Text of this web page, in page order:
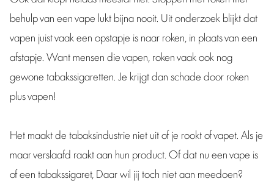
behulp van een vape lukt bijna nooit. Uit onderzoek blijkt dat
vapen juist vaak een opstapje is naar roken, in plaats van een
afstapje. Want mensen die vapen, roken vaak ook nog
gewone tabakssigaretten. Je krijgt dan schade door roken
plus vapen!
Het maakt de tabaksindustrie niet uit of je rookt of vapet. Als je
maar verslaafd raakt aan hun product. Of dat nu een vape is
of een tabakssigaret, Daar wil jij toch niet aan meedoen?